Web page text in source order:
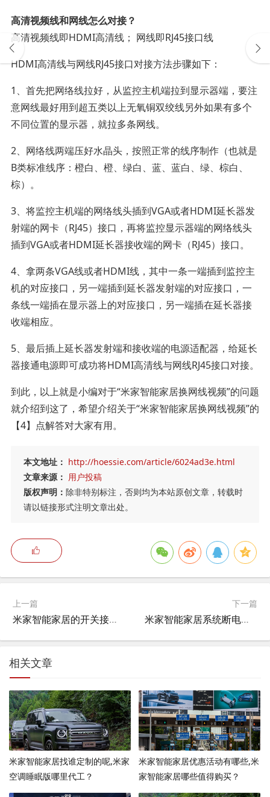
高清视频线和网线怎么对接？
高清视频线即HDMI高清线； 网线即RJ45接口线
HDMI高清线与网线RJ45接口对接方法步骤如下：
1、首先把网络线拉好，从监控主机端拉到显示器端，要注
意网线最好用到超五类以上无氧铜双绞线另外如果有多个
不同位置的显示器，就拉多条网线。
2、网络线两端压好水晶头，按照正常的线序制作（也就是
B类标准线序：橙白、橙、绿白、蓝、蓝白、绿、棕白、
棕）。
3、将监控主机端的网络线头插到VGA或者HDMI延长器发
射端的网卡（RJ45）接口，再将监控显示器端的网络线头
插到VGA或者HDMI延长器接收端的网卡（RJ45）接口。
4、拿两条VGA线或者HDMI线，其中一条一端插到监控主
机的对应接口，另一端插到延长器发射端的对应接口，一
条线一端插在显示器上的对应接口，另一端插在延长器接
收端相应。
5、最后插上延长器发射端和接收端的电源适配器，给延长
器接通电源即可成功将HDMI高清线与网线RJ45接口对接。
到此，以上就是小编对于“米家智能家居换网线视频”的问题
就介绍到这了，希望介绍关于“米家智能家居换网线视频”的
【4】点解答对大家有用。
本文地址： http://hoessie.com/article/6024ad3e.html
文章来源： 用户投稿
版权声明： 除非特别标注，否则均为本站原创文章，转载时
请以链接形式注明文章出处。
上一篇
米家智能家居的开关接线图,米家智能开关怎么接线？
下一篇
米家智能家居系统断电了怎么办,米家电饭煲中途断电怎么解决？
相关文章
米家智能家居找谁定制的呢,米家
空调睡眠版哪里代工？
米家智能家居优惠活动有哪些,米
家智能家居哪些值得购买？